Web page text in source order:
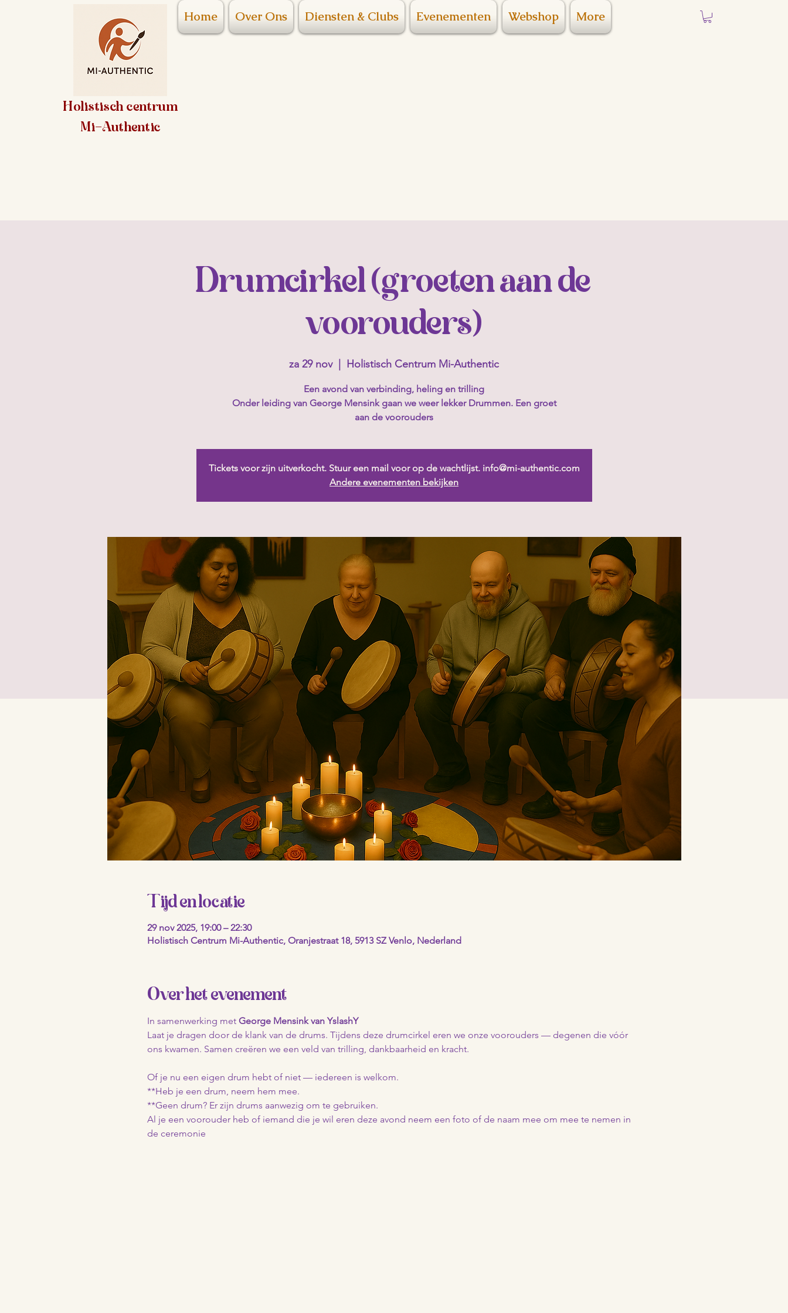
Holistisch centrum
Mi-Authentic
Home Over Ons Diensten & Clubs Evenementen Webshop More
Drumcirkel (groeten aan de
voorouders)
za 29 nov
  |
Holistisch Centrum Mi-Authentic
Een avond van verbinding, heling en trilling
Onder leiding van George Mensink gaan we weer lekker Drummen. Een groet
aan de voorouders
Tickets voor zijn uitverkocht. Stuur een mail voor op de wachtlijst. info@mi-authentic.com
Andere evenementen bekijken
Tijd en locatie
29 nov 2025, 19:00 – 22:30
Holistisch Centrum Mi-Authentic, Oranjestraat 18, 5913 SZ Venlo, Nederland
Over het evenement
In samenwerking met George Mensink van YslashY
Laat je dragen door de klank van de drums. Tijdens deze drumcirkel eren we onze voorouders — degenen die vóór
ons kwamen. Samen creëren we een veld van trilling, dankbaarheid en kracht.
Of je nu een eigen drum hebt of niet — iedereen is welkom.
**Heb je een drum, neem hem mee.
**Geen drum? Er zijn drums aanwezig om te gebruiken.
Al je een voorouder heb of iemand die je wil eren deze avond neem een foto of de naam mee om mee te nemen in
de ceremonie